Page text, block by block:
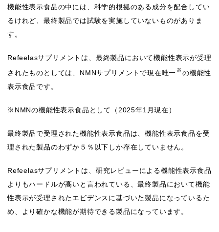
機能性表示食品の中には、科学的根拠のある成分を配合してい
るけれど、最終製品では試験を実施していないものがありま
す。
Refeelasサプリメントは、最終製品において機能性表示が受理
されたものとしては、NMNサプリメントで現在唯一※の機能性
表示食品です。
※NMNの機能性表示食品として（2025年1月現在）
最終製品で受理された機能性表示食品は、機能性表示食品を受
理された製品のわずか５％以下しか存在していません。
Refeelasサプリメントは、研究レビューによる機能性表示食品
よりもハードルが高いと言われている、最終製品において機能
性表示が受理されたエビデンスに基づいた製品になっているた
め、より確かな機能が期待できる製品になっています。